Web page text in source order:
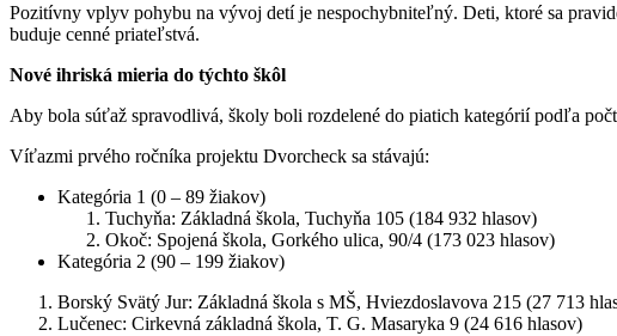
Pozitívny vplyv pohybu na vývoj detí je nespochybniteľný. Deti, ktoré sa
buduje cenné priateľstvá.
Nové ihriská mieria do týchto škôl
Aby bola súťaž spravodlivá, školy boli rozdelené do piatich kategórií podľa
Víťazmi prvého ročníka projektu Dvorcheck sa stávajú:
Kategória 1 (0 – 89 žiakov)
Tuchyňa: Základná škola, Tuchyňa 105 (184 932 hlasov)
Okoč: Spojená škola, Gorkého ulica, 90/4 (173 023 hlasov)
Kategória 2 (90 – 199 žiakov)
Borský Svätý Jur: Základná škola s MŠ, Hviezdoslavova 215 (27 713
Lučenec: Cirkevná základná škola, T. G. Masaryka 9 (24 616 hlasov)